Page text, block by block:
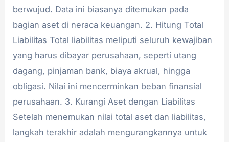
berwujud. Data ini biasanya ditemukan pada
bagian aset di neraca keuangan. 2. Hitung Total
Liabilitas Total liabilitas meliputi seluruh kewajiban
yang harus dibayar perusahaan, seperti utang
dagang, pinjaman bank, biaya akrual, hingga
obligasi. Nilai ini mencerminkan beban finansial
perusahaan. 3. Kurangi Aset dengan Liabilitas
Setelah menemukan nilai total aset dan liabilitas,
langkah terakhir adalah mengurangkannya untuk